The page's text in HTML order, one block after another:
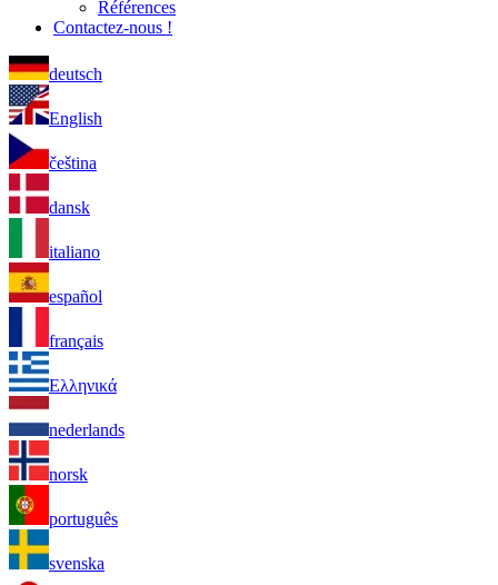
Références
Contactez-nous !
deutsch
English
čeština
dansk
italiano
español
français
Ελληνικά
nederlands
norsk
português
svenska